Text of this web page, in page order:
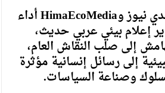
ومن هنا، تواصل غدي نيوز وHimaEcoMedia أداء
إعلام بيئي عربي حديث،
إلى صلب النقاش العام،
إلى رسائل إنسانية مؤثرة
وصناعة السياسات.